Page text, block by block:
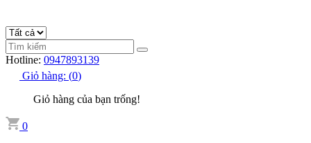
Hotline: 0947893139
Giỏ hàng: (0)
Giỏ hàng của bạn trống!
0